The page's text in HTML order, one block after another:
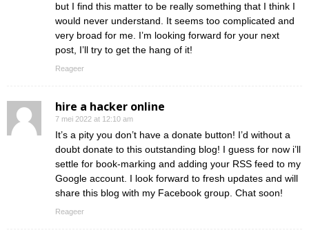
but I find this matter to be really something that I think I
would never understand. It seems too complicated and
very broad for me. I’m looking forward for your next
post, I’ll try to get the hang of it!
Reageer
hire a hacker online
7 mei 2022 at 12:10 am
It’s a pity you don’t have a donate button! I’d without a
doubt donate to this outstanding blog! I guess for now i’ll
settle for book-marking and adding your RSS feed to my
Google account. I look forward to fresh updates and will
share this blog with my Facebook group. Chat soon!
Reageer